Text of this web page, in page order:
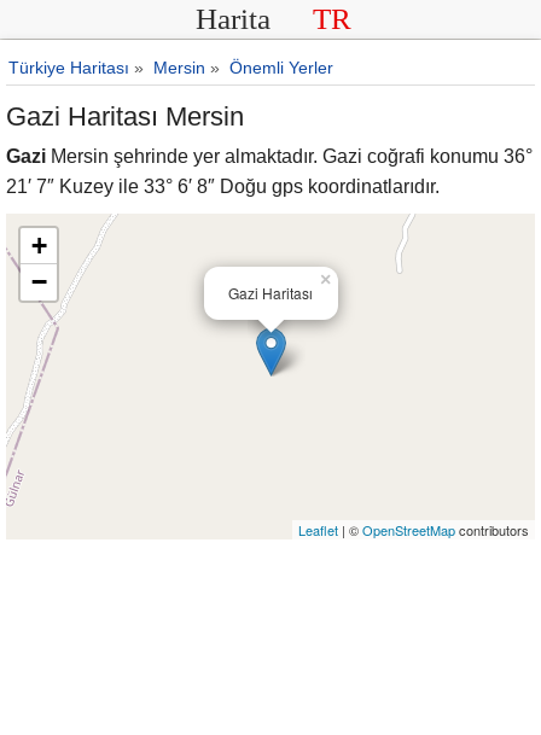
Harita TR
Türkiye Haritası » Mersin » Önemli Yerler
Gazi Haritası Mersin
Gazi Mersin şehrinde yer almaktadır. Gazi coğrafi konumu 36°
21′ 7″ Kuzey ile 33° 6′ 8″ Doğu gps koordinatlarıdır.
Gazi Haritası
×
+
−
Leaflet | ©OpenStreetMapcontributors